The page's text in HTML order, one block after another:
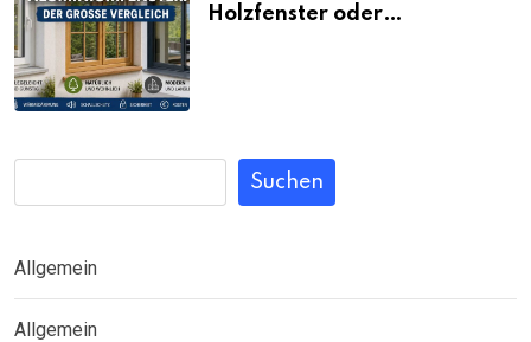
Holzfenster oder
Suchen
Allgemein
Allgemein